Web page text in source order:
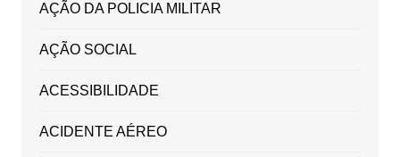
AÇÃO DA POLICIA MILITAR
AÇÃO SOCIAL
ACESSIBILIDADE
ACIDENTE AÉREO